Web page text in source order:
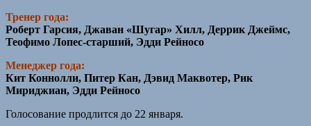
Тренер года:
Роберт Гарсия, Джаван «Шугар» Хилл, Деррик Джеймс,
Теофимо Лопес-старший, Эдди Рейносо
Менеджер года:
Кит Коннолли, Питер Кан, Дэвид Маквотер, Рик
Мириджиан, Эдди Рейносо
Голосование продлится до 22 января.